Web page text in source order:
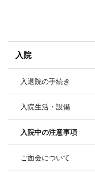
入院
入退院の手続き
入院生活・設備
入院中の注意事項
ご面会について